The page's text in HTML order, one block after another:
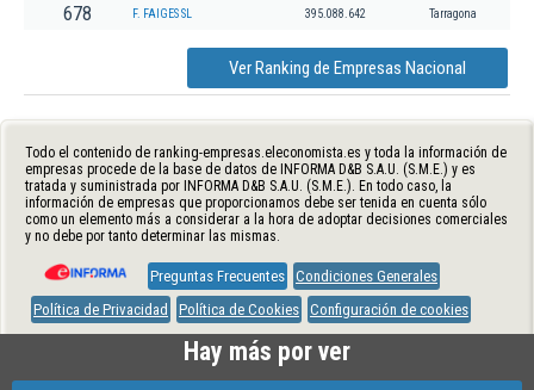
678 F. FAIGES SL 395.088.642 Tarragona
Ver Ranking de Empresas Nacional
Todo el contenido de ranking-empresas.eleconomista.es y toda la información de
empresas procede de la base de datos de INFORMA D&B S.A.U. (S.M.E.) y es
tratada y suministrada por INFORMA D&B S.A.U. (S.M.E.). En todo caso, la
información de empresas que proporcionamos debe ser tenida en cuenta sólo
como un elemento más a considerar a la hora de adoptar decisiones comerciales
y no debe por tanto determinar las mismas.
Preguntas Frecuentes Condiciones Generales
Política de Privacidad
Política de Cookies Configuración de cookies
Hay más por ver